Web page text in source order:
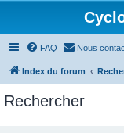
FAQ Nous
Index du forum
Rechercher